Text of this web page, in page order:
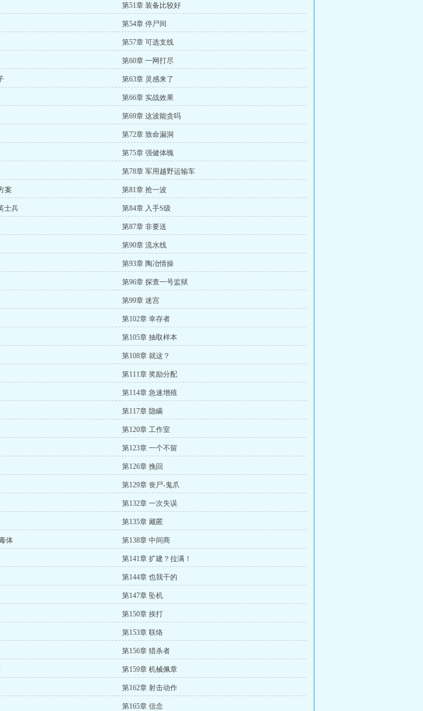
第51章 装备比较好
第54章 停尸间
第57章 可选支线
第60章 一网打尽
第63章 灵感来了
第66章 实战效果
第69章 这波能贪吗
第72章 致命漏洞
第75章 强健体魄
第78章 军用越野运输车
案 第81章 抢一波
士兵 第84章 入手S级
第87章 非要送
第90章 流水线
第93章 陶冶情操
第96章 探查一号监狱
第99章 迷宫
第102章 幸存者
第105章 抽取样本
第108章 就这？
第111章 奖励分配
第114章 急速增殖
第117章 隐瞒
第120章 工作室
第123章 一个不留
第126章 挽回
第129章 丧尸-鬼爪
第132章 一次失误
第135章 藏匿
体 第138章 中间商
第141章 扩建？拉满！
第144章 也我干的
第147章 坠机
第150章 挨打
第153章 联络
第156章 猎杀者
第159章 机械佩章
第162章 射击动作
第165章 信念